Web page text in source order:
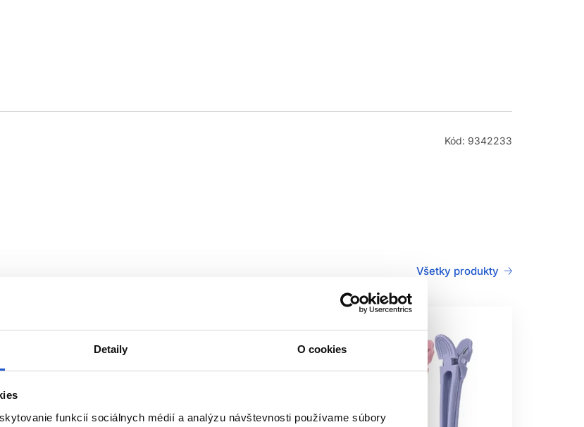
Detaily O cookies
funkcií sociálnych médií a analýzu návštevnosti používame súbory
Kód: 9342233
Všetky produkty